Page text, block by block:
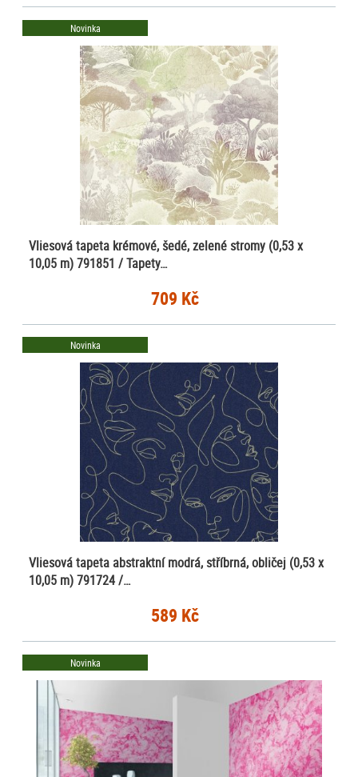
Novinka
Vliesová tapeta krémové, šedé, zelené stromy (0,53 x
10,05 m) 791851 / Tapety…
709 Kč
Novinka
Vliesová tapeta abstraktní modrá, stříbrná, obličej (0,53 x
10,05 m) 791724 /…
589 Kč
Novinka